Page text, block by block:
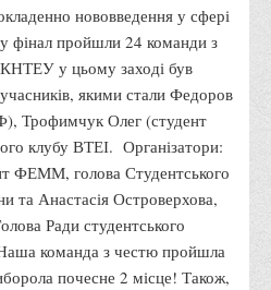
справи
спорту
управління
та цифрових технологій
нововведення у сфері
фінал пройшли 24 команди з
КНТЕУ у цьому заході був
якими стали Федоров
Трофимчук Олег (студент
клубу ВТЕІ. Організатори:
ФЕММ, голова Студентського
та Анастасія Островерхова,
Ради студентського
команда з честю пройшла
почесне 2 місце! Також,